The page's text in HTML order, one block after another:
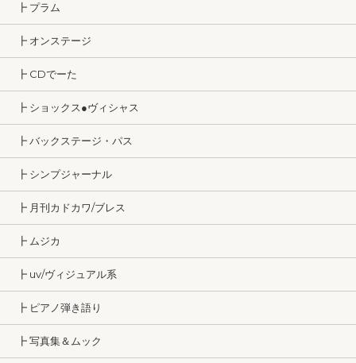
┣ プラム
┣ オンステージ
┣ CDでーた
┣ ショックス●ヴィシャス
┣ バックステージ・パス
┣ シンプジャーナル
┣ 月刊カドカワ/ブレス
┣ ムジカ
┣ uv/ヴィジュアル系
┣ ピアノ弾き語り
┣ 写真集＆ムック